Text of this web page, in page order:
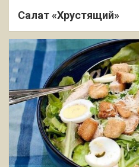
Салат «Хрустящий»